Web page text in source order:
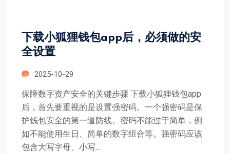
下载小狐狸钱包app后，必须做的安
全设置
2025-10-29
保障数字资产安全的关键步骤 下载小狐狸钱包app
后，首先要重视的是设置强密码。一个强密码是保
护钱包安全的第一道防线。密码不能过于简单，例
如不能使用生日、简单的数字组合等。强密码应该
包含大写字母、小写...